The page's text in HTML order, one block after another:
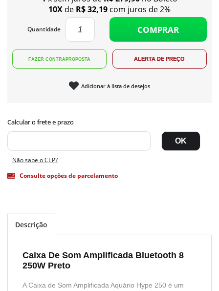
10X de R$ 32,19 com juros de 2%
Quantidade COMPRAR
Adicionar à lista de desejos
Não sabe o CEP?
Consulte opções de parcelamento
Descrição
Caixa De Som Amplificada Bluetooth 8
250W Preto
A Caixa de Som Amplificada Aquário Hype 250 é um